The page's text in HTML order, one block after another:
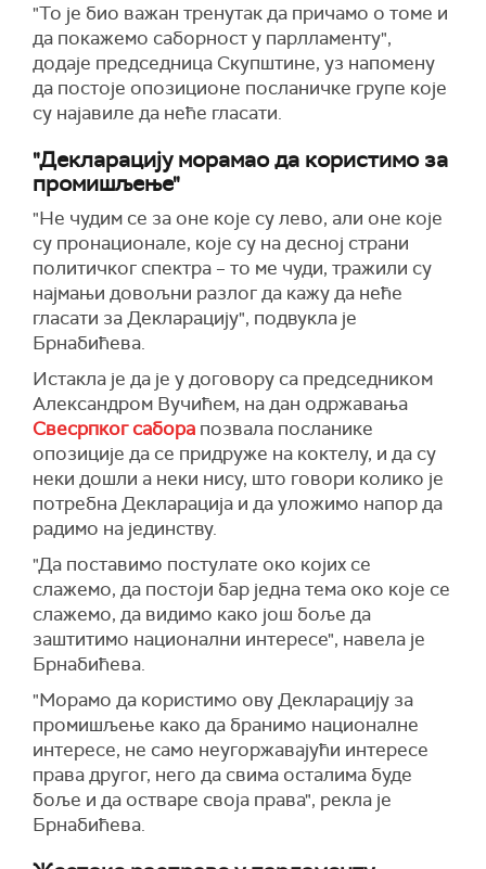
"То је био важан тренутак да причамо о томе и
да покажемо саборност у парлламенту",
додаје председница Скупштине, уз напомену
да постоје опозиционе посланичке групе које
су најавиле да неће гласати.
"Декларацију морамао да користимо за
промишљење"
"Не чудим се за оне које су лево, али оне које
су пронационале, које су на десној страни
политичког спектра – то ме чуди, тражили су
најмањи довољни разлог да кажу да неће
гласати за Декларацију", подвукла је
Брнабићева.
Истакла је да је у договору са председником
Александром Вучићем, на дан одржавања
Свесрпког сабора позвала посланике
опозиције да се придруже на коктелу, и да су
неки дошли а неки нису, што говори колико је
потребна Декларација и да уложимо напор да
радимо на јединству.
"Да поставимо постулате око којих се
слажемо, да постоји бар једна тема око које се
слажемо, да видимо како још боље да
заштитимо национални интересе", навела је
Брнабићева.
"Морамо да користимо ову Декларацију за
промишљење како да бранимо националне
интересе, не само неугоржавајући интересе
права другог, него да свима осталима буде
боље и да остваре своја права", рекла је
Брнабићева.